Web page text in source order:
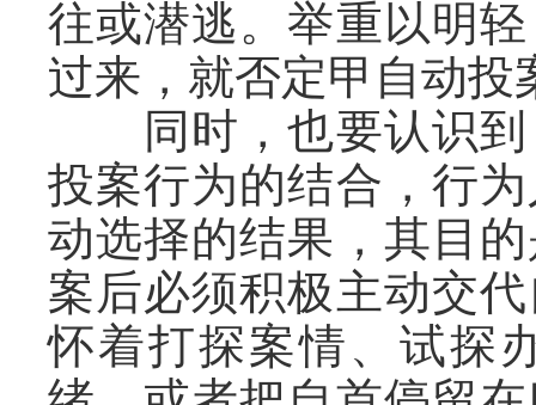
往或潜逃。举重以明
过来，就否定甲自动投
同时，也要认识到
投案行为的结合，行
动选择的结果，其目
案后必须积极主动交
怀着打探案情、试探